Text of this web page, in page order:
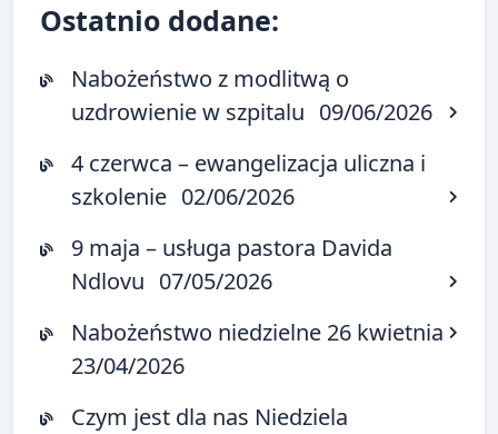
Ostatnio dodane:
Nabożeństwo z modlitwą o
uzdrowienie w szpitalu 09/06/2026
4 czerwca – ewangelizacja uliczna i
szkolenie 02/06/2026
9 maja – usługa pastora Davida
Ndlovu 07/05/2026
Nabożeństwo niedzielne 26 kwietnia
23/04/2026
Czym jest dla nas Niedziela